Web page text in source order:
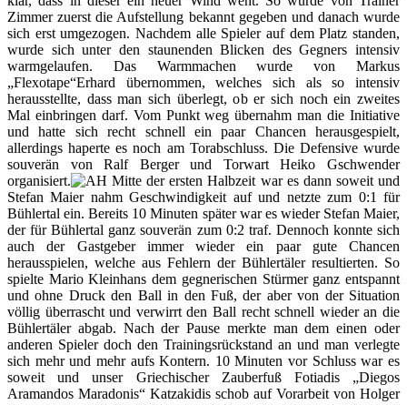
Zimmer zuerst die Aufstellung bekannt gegeben und danach wurde
sich erst umgezogen. Nachdem alle Spieler auf dem Platz standen,
wurde sich unter den staunenden Blicken des Gegners intensiv
warmgelaufen. Das Warmmachen wurde von Markus
„Flexotape“Erhard übernommen, welches sich als so intensiv
herausstellte, dass man sich überlegt, ob er sich noch ein zweites
Mal einbringen darf. Vom Punkt weg übernahm man die Initiative
und hatte sich recht schnell ein paar Chancen herausgespielt,
allerdings haperte es noch am Torabschluss. Die Defensive wurde
souverän von Ralf Berger und Torwart Heiko Gschwender
organisiert.
Mitte der ersten Halbzeit war es dann soweit und
Stefan Maier nahm Geschwindigkeit auf und netzte zum 0:1 für
Bühlertal ein. Bereits 10 Minuten später war es wieder Stefan Maier,
der für Bühlertal ganz souverän zum 0:2 traf. Dennoch konnte sich
auch der Gastgeber immer wieder ein paar gute Chancen
herausspielen, welche aus Fehlern der Bühlertäler resultierten. So
spielte Mario Kleinhans dem gegnerischen Stürmer ganz entspannt
und ohne Druck den Ball in den Fuß, der aber von der Situation
völlig überrascht und verwirrt den Ball recht schnell wieder an die
Bühlertäler abgab. Nach der Pause merkte man dem einen oder
anderen Spieler doch den Trainingsrückstand an und man verlegte
sich mehr und mehr aufs Kontern. 10 Minuten vor Schluss war es
soweit und unser Griechischer Zauberfuß Fotiadis „Diegos
Aramandos Maradonis“ Katzakidis schob auf Vorarbeit von Holger